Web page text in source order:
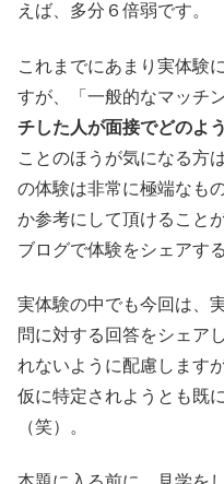
えば、多分６倍弱です。
これまでにあまり実体験
すが、「一般的なマッチ
チした人が面接でどのよ
ことのほうが気になる方
の体験は非常に極端なも
か参考にして頂けること
ブログで体験をシェアす
実体験の中でも今回は、
問に対する回答をシェア
れないように配慮します
仮に特定されようとも既
（笑）。